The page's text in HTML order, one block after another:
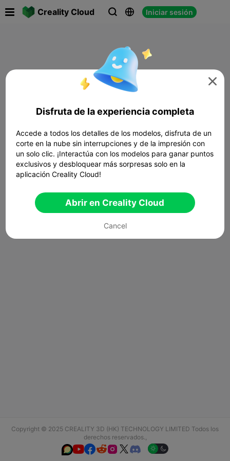
Creality Cloud   Iniciar sesión
Copyright © 2025 CREALITY 3D (HK) TECHNOLOGY LIMITED Todos los
derechos reservados.,
  

Disfruta de la experiencia completa
Accede a todos los detalles de los modelos, disfruta de un
corte en la nube sin interrupciones y de la impresión con
un solo clic. ¡Interactúa con los modelos para ganar puntos
exclusivos y desbloquear más sorpresas solo en la
aplicación Creality Cloud!
Abrir en Creality Cloud
Cancel